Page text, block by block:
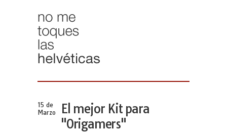
15 de
Marzo
El mejor Kit para
"Origamers"